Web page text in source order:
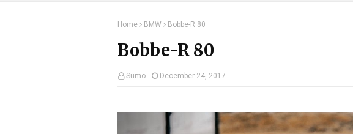
Home BMW Bobbe-R 80
Bobbe-R 80
Sumo December 24, 2017